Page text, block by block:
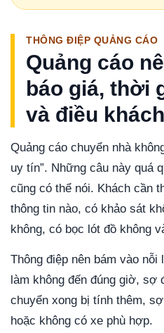
THÔNG ĐIỆP QUẢNG CÁO
Quảng cáo
báo giá, thời
và điều
Quảng cáo chuyển nhà
uy tín”. Những câu này quá
cũng có thể nói. Khách cần
thông tin nào, có khảo sát
không, có bọc lót đồ không
Thông điệp nên bám vào
làm không đến đúng giờ,
chuyển xong bị tính thêm,
hoặc không có xe phù hợp.